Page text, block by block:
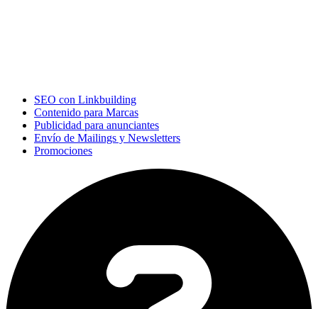
SEO con Linkbuilding
Contenido para Marcas
Publicidad para anunciantes
Envío de Mailings y Newsletters
Promociones